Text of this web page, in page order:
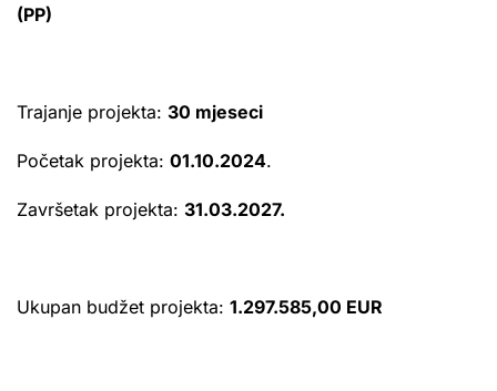
(PP)
Trajanje projekta: 30 mjeseci
Početak projekta: 01.10.2024.
Završetak projekta: 31.03.2027.
Ukupan budžet projekta: 1.297.585,00 EUR